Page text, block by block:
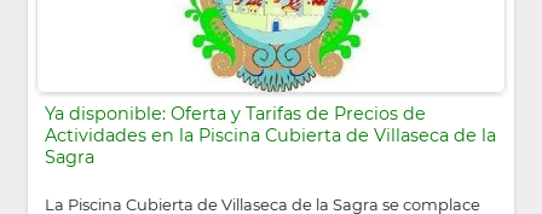
Ya disponible: Oferta y Tarifas de Precios de
Actividades en la Piscina Cubierta de Villaseca de la
Sagra
La Piscina Cubierta de Villaseca de la Sagra se complace